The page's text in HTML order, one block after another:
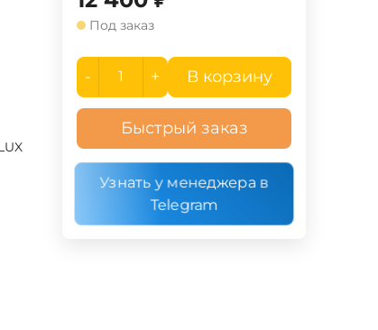
Под заказ
- + В корзину
Быстрый заказ
Узнать у менеджера в
Telegram